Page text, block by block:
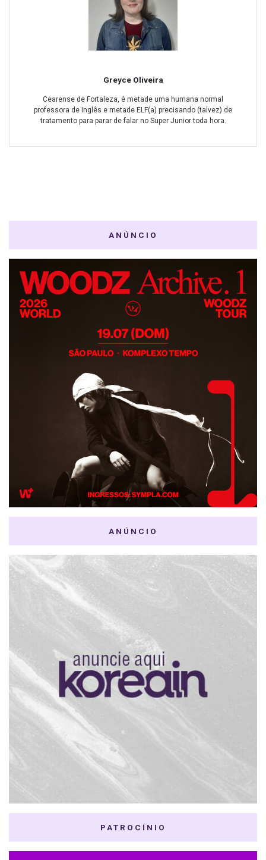
Greyce Oliveira
Cearense de Fortaleza, é metade uma humana normal
professora de Inglês e metade ELF(a) precisando (talvez) de
tratamento para parar de falar no Super Junior toda hora.
ANÚNCIO
ANÚNCIO
PATROCÍNIO